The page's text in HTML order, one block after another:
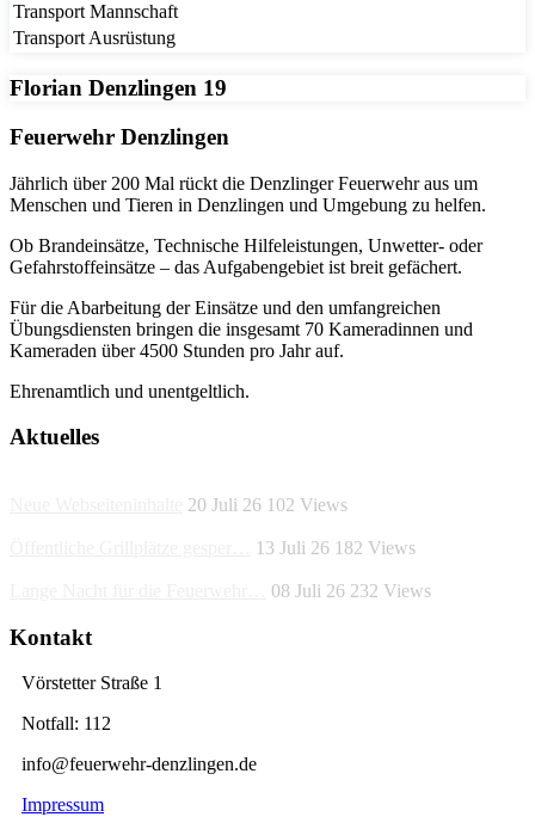
Transport Mannschaft
Transport Ausrüstung
Florian Denzlingen 19
Feuerwehr Denzlingen
Jährlich über 200 Mal rückt die Denzlinger Feuerwehr aus um
Menschen und Tieren in Denzlingen und Umgebung zu helfen.
Ob Brandeinsätze, Technische Hilfeleistungen, Unwetter- oder
Gefahrstoffeinsätze – das Aufgabengebiet ist breit gefächert.
Für die Abarbeitung der Einsätze und den umfangreichen
Übungsdiensten bringen die insgesamt 70 Kameradinnen und
Kameraden über 4500 Stunden pro Jahr auf.
Ehrenamtlich und unentgeltlich.
Aktuelles
20 Juli 26 102 Views
13 Juli 26 182 Views
08 Juli 26 232 Views
Kontakt
Vörstetter Straße 1
Notfall: 112
info@feuerwehr-denzlingen.de
Impressum